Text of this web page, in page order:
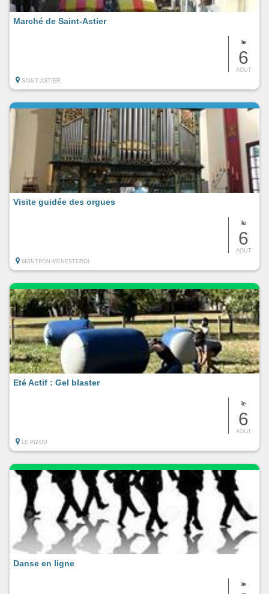
le
6
AOUT
Marché de Saint-Astier
SAINT-ASTIER
le
6
AOUT
Visite guidée des orgues
MONTPON-MENESTEROL
le
6
AOUT
Eté Actif : Gel blaster
LE PIZOU
le
Danse en ligne